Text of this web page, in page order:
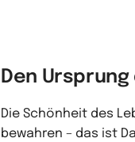
Den
Die Schönheit des
bewahren – das ist